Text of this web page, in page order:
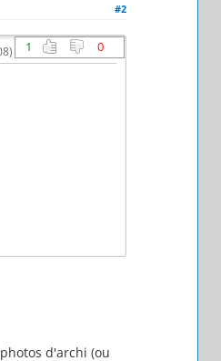
#2
1 0
d'archi (ou